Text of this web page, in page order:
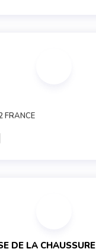
FRANCE
DE LA CHAUSSURE